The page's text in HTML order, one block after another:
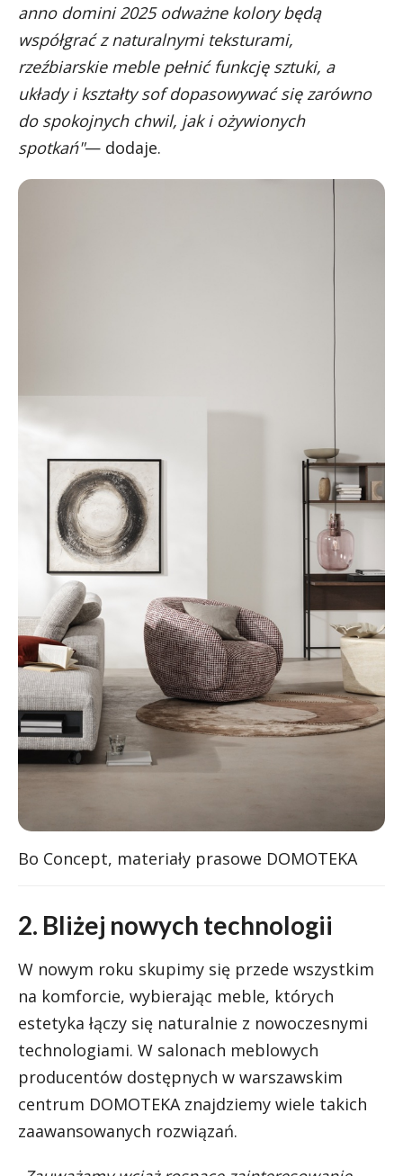
anno domini 2025 odważne kolory będą
współgrać z naturalnymi teksturami,
rzeźbiarskie meble pełnić funkcję sztuki, a
układy i kształty sof dopasowywać się zarówno
do spokojnych chwil, jak i ożywionych
spotkań"— dodaje.
Bo Concept, materiały prasowe DOMOTEKA
2. Bliżej nowych technologii
W nowym roku skupimy się przede wszystkim
na komforcie, wybierając meble, których
estetyka łączy się naturalnie z nowoczesnymi
technologiami. W salonach meblowych
producentów dostępnych w warszawskim
centrum DOMOTEKA znajdziemy wiele takich
zaawansowanych rozwiązań.